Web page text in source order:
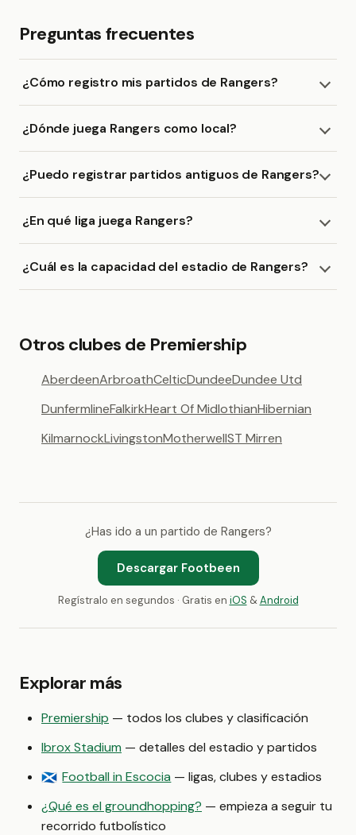
Preguntas frecuentes
¿Cómo registro mis partidos de Rangers?
¿Dónde juega Rangers como local?
¿Puedo registrar partidos antiguos de Rangers?
¿En qué liga juega Rangers?
¿Cuál es la capacidad del estadio de Rangers?
Otros clubes de Premiership
AberdeenArbroathCelticDundeeDundee Utd
DunfermlineFalkirkHeart Of MidlothianHibernian
KilmarnockLivingstonMotherwellST Mirren
¿Has ido a un partido de Rangers?
Descargar Footbeen
Regístralo en segundos · Gratis en iOS &Android
Explorar más
Premiership — todos los clubes y clasificación
Ibrox Stadium — detalles del estadio y partidos
🏴󠁧󠁢󠁳󠁣󠁴󠁿 Football in Escocia — ligas, clubes y estadios
¿Qué es el groundhopping? — empieza a seguir tu
recorrido futbolístico